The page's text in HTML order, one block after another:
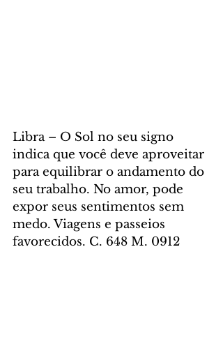
Libra – O Sol no seu signo
indica que você deve aproveitar
para equilibrar o andamento do
seu trabalho. No amor, pode
expor seus sentimentos sem
medo. Viagens e passeios
favorecidos. C. 648 M. 0912